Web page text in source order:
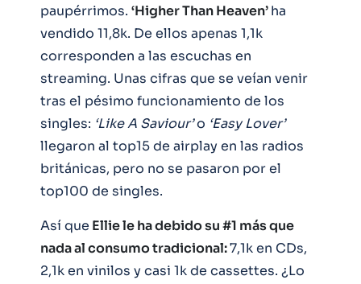
paupérrimos. ‘Higher Than Heaven’ha
vendido 11,8k. De ellos apenas 1,1k
corresponden a las escuchas en
streaming. Unas cifras que se veían venir
tras el pésimo funcionamiento de los
singles: ‘Like A Saviour’o ‘Easy Lover’
llegaron al top15 de airplay en las radios
británicas, pero no se pasaron por el
top100 de singles.
Así que Ellie le ha debido su #1 más que
nada al consumo tradicional:7,1k en CDs,
2,1k en vinilos y casi 1k de cassettes. ¿Lo